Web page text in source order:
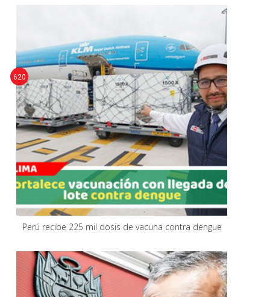
Perú recibe 225 mil dosis de vacuna contra dengue
620